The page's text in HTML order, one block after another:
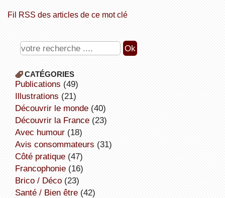
Fil RSS des articles de ce mot clé
CATÉGORIES
publications (49)
illustrations (21)
découvrir le monde(40)
découvrir la France(23)
avec humour(18)
avis consommateurs (31)
côté pratique(47)
Francophonie(16)
Brico / Déco(23)
Santé / Bien être(42)